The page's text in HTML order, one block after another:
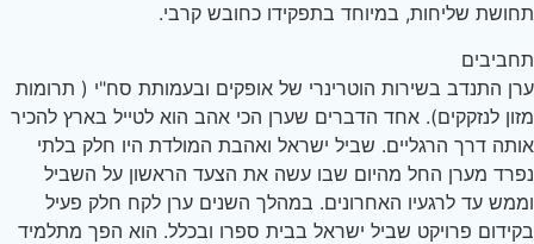
שליחות, במיוחד בתפקידו כחובש קרבי.
התנדב בשירות הוטרינרי של אופקים ובעמותת סח"י ( תרומות
לנזקקים). אחד הדברים שערן הכי אהב הוא לטייל בארץ להכיר
דרך הרגליים. שביל ישראל ואהבת המולדת היו חלק בלתי
מערן החל מהיום שבו עשה את הצעד הראשון על השביל
עד לרגעיו האחרונים. במהלך השנים ערן לקח חלק פעיל
פרויקט שביל ישראל בבית ספרו ובכלל. הוא הפך מתלמיד